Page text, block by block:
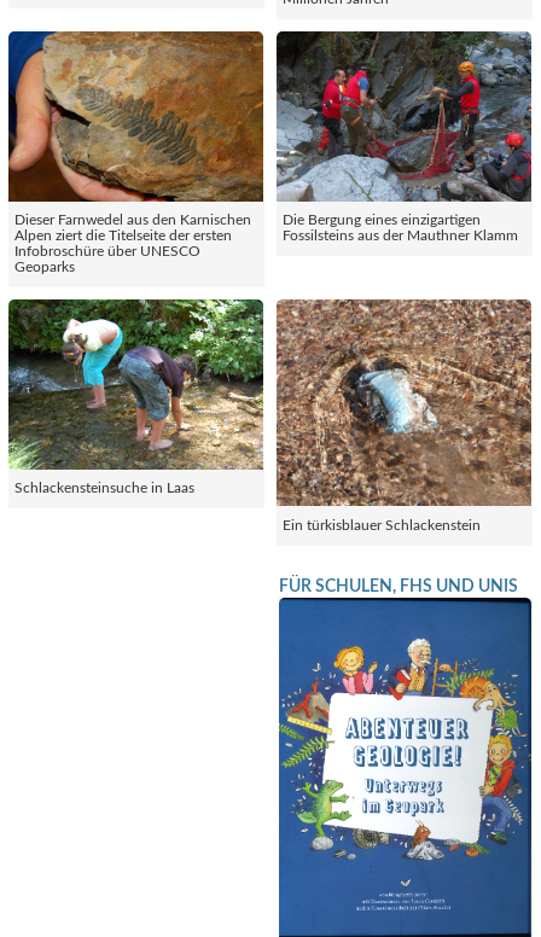
Dieser Farnwedel aus den Karnischen
Alpen ziert die Titelseite der ersten
Infobroschüre über UNESCO
Geoparks
Die Bergung eines einzigartigen
Fossilsteins aus der Mauthner Klamm
Schlackensteinsuche in Laas
Ein türkisblauer Schlackenstein
FÜR SCHULEN, FHS UND UNIS